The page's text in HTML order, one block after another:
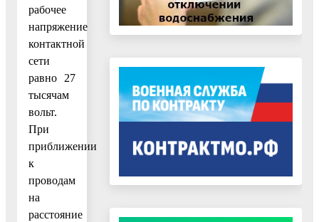
рабочее
напряжение
контактной
сети
равно 27
тысячам
вольт.
При
приближении
к
проводам
на
расстояние